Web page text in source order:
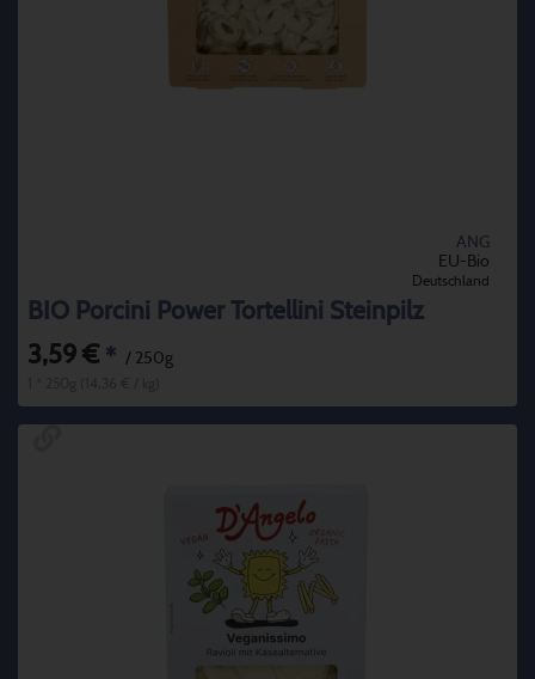
ANG
EU-Bio
Deutschland
BIO Porcini Power Tortellini Steinpilz
3,59 € * / 250g